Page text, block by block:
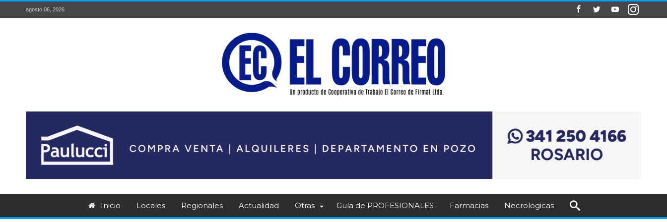
agosto 06, 2026
Inicio Locales Regionales Actualidad Otras Guía de PROFESIONALES Farmacias Necrologicas